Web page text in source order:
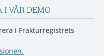
I VÅR DEMO
i Frakturregistrets